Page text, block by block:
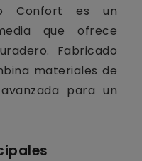
Confort es un
que ofrece
Fabricado
materiales de
para un